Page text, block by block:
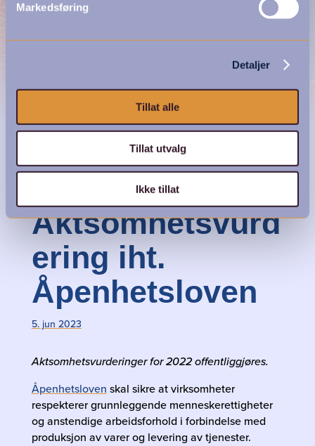
Markedsføring
Detaljer
Tillat alle
Tillat utvalg
Ikke tillat
Aktsomhetsvurd
ering iht.
Åpenhetsloven
5. jun 2023
Aktsomhetsvurderinger for 2022 offentliggjøres.
Åpenhetsloven skal sikre at virksomheter
respekterer grunnleggende menneskerettigheter
og anstendige arbeidsforhold i forbindelse med
produksjon av varer og levering av tjenester.